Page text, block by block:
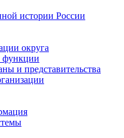
истории России
округа
функции
и представительства